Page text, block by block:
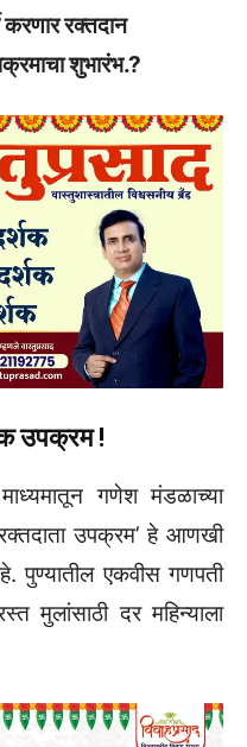
करणार रक्तदान
शुभारंभ.?
उपक्रम !
गणेश मंडळाच्या
रक्तदाता उपक्रम’ हे आणखी
पुण्यातील एकवीस गणपती
मुलांसाठी दर महिन्याला